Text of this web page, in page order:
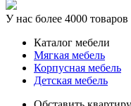
У нас более 4000 товаров
Каталог мебели
Мягкая мебель
Корпусная мебель
Детская мебель